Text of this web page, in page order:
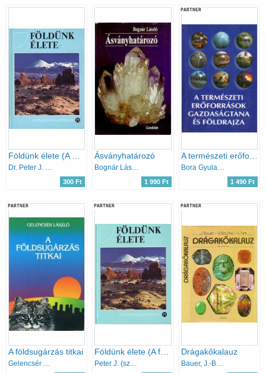
Dr. Peter J. Smith - Kékes Mária
300 Ft
Ásványhatározó
Bognár László
1 990 Ft
PARTNER
A természeti erőforrások gazdaságtana és földrajza
Bora Gyula-Korompai Attila
1 490 Ft
PARTNER
A földsugárzás titkai
PARTNER PARTNER
Drágakőkalauz
Bauer, J.-Bouska, V.-Tvrz, F.